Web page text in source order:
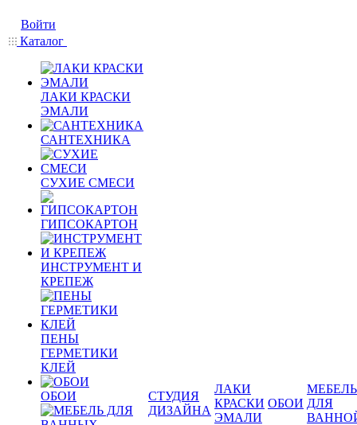
Войти
Каталог
ЛАКИ КРАСКИ
ЭМАЛИ
САНТЕХНИКА
СУХИЕ СМЕСИ
ГИПСОКАРТОН
ИНСТРУМЕНТ И
КРЕПЕЖ
ПЕНЫ
ГЕРМЕТИКИ
КЛЕЙ
ОБОИ
СТУДИЯ
ДИЗАЙНА
ЛАКИ
КРАСКИ
ЭМАЛИ
ОБОИ
МЕБЕЛЬ
ДЛЯ